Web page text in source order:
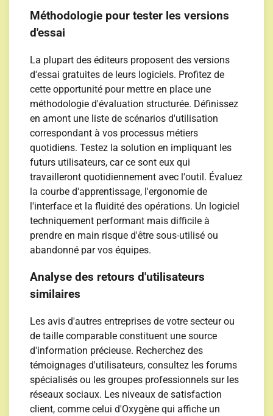
Méthodologie pour tester les versions
d'essai
La plupart des éditeurs proposent des versions
d'essai gratuites de leurs logiciels. Profitez de
cette opportunité pour mettre en place une
méthodologie d'évaluation structurée. Définissez
en amont une liste de scénarios d'utilisation
correspondant à vos processus métiers
quotidiens. Testez la solution en impliquant les
futurs utilisateurs, car ce sont eux qui
travailleront quotidiennement avec l'outil. Évaluez
la courbe d'apprentissage, l'ergonomie de
l'interface et la fluidité des opérations. Un logiciel
techniquement performant mais difficile à
prendre en main risque d'être sous-utilisé ou
abandonné par vos équipes.
Analyse des retours d'utilisateurs
similaires
Les avis d'autres entreprises de votre secteur ou
de taille comparable constituent une source
d'information précieuse. Recherchez des
témoignages d'utilisateurs, consultez les forums
spécialisés ou les groupes professionnels sur les
réseaux sociaux. Les niveaux de satisfaction
client, comme celui d'Oxygène qui affiche un